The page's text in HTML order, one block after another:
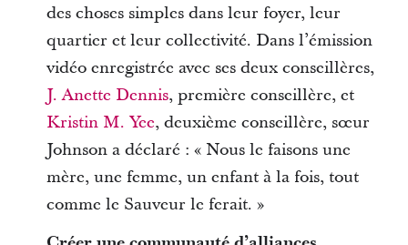
des choses simples dans leur foyer, leur
quartier et leur collectivité. Dans l’émission
vidéo enregistrée avec ses deux conseillères,
J. Anette Dennis, première conseillère, et
Kristin M. Yee, deuxième conseillère, sœur
Johnson a déclaré : « Nous le faisons une
mère, une femme, un enfant à la fois, tout
comme le Sauveur le ferait. »